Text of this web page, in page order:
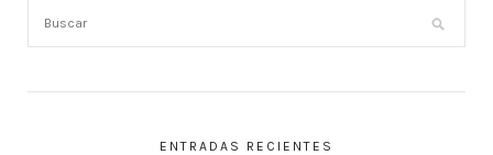
ENTRADAS RECIENTES